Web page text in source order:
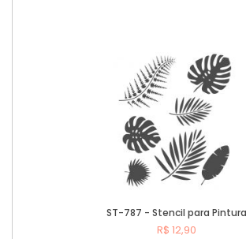
ST-787 - Stencil para Pintura
R$ 12,90